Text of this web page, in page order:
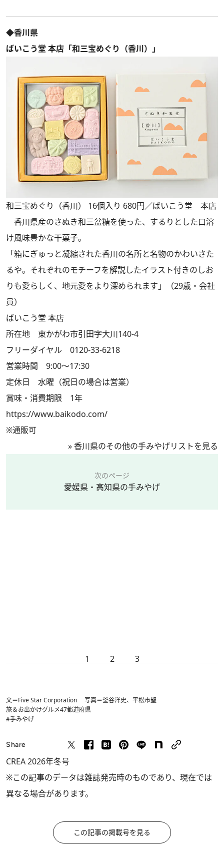
◆香川県
ばいこう堂 本店「和三宝めぐり（香川）」
和三宝めぐり（香川） 16個入り 680円／ばいこう堂 本店
香川県産のさぬき和三盆糖を使った、するりとした口溶
け風味豊かな干菓子。
「箱にぎゅっと凝縮された香川の名所と名物のかわいさた
るや。それぞれのモチーフを解説したイラスト付きのしお
りも愛らしく、地元愛をより深められます」（29歳・会社
員）
ばいこう堂 本店
所在地 東かがわ市引田字大川140-4
フリーダイヤル 0120-33-6218
営業時間 9:00～17:30
定休日 水曜（祝日の場合は営業）
賞味・消費期限 1年
https://www.baikodo.com/
※通販可
» 香川県のその他の手みやげリストを見る
次のページ
愛媛県・高知県の手みやげ
1 2 3
文＝Five Star Corporation 写真＝釜谷洋史、平松市聖
旅＆お出かけグルメ47都道府県
#手みやげ
Share
CREA 2026年冬号
※この記事のデータは雑誌発売時のものであり、現在では
異なる場合があります。
この記事の掲載号を見る